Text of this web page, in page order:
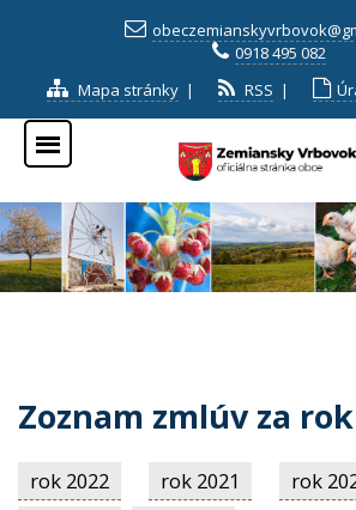
0918 495 082
Mapa stránky | RSS |
Zoznam zmlúv za
rok 2022 rok 2021 rok